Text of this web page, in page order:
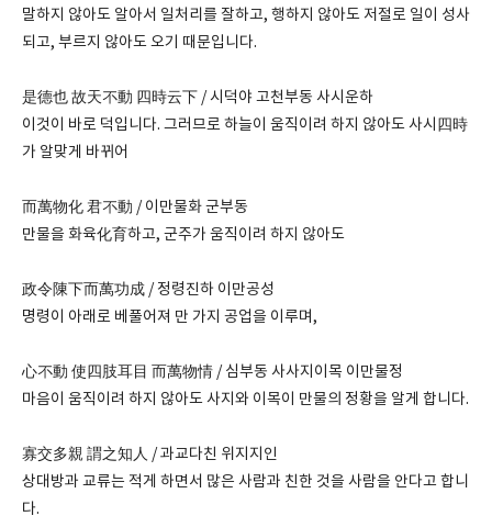
말하지 않아도 알아서 일처리를 잘하고, 행하지 않아도 저절로 일이 성사
되고, 부르지 않아도 오기 때문입니다.
是德也 故天不動 四時云下 / 시덕야 고천부동 사시운하
이것이 바로 덕입니다. 그러므로 하늘이 움직이려 하지 않아도 사시四時
가 알맞게 바뀌어
而萬物化 君不動 / 이만물화 군부동
만물을 화육化育하고, 군주가 움직이려 하지 않아도
政令陳下而萬功成 / 정령진하 이만공성
명령이 아래로 베풀어져 만 가지 공업을 이루며,
心不動 使四肢耳目 而萬物情 / 심부동 사사지이목 이만물정
마음이 움직이려 하지 않아도 사지와 이목이 만물의 정황을 알게 합니다.
寡交多親 謂之知人 / 과교다친 위지지인
상대방과 교류는 적게 하면서 많은 사람과 친한 것을 사람을 안다고 합니
다.